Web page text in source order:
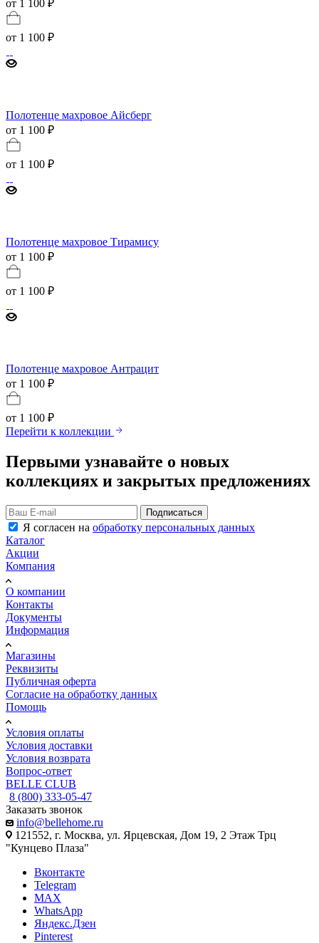
от 1 100 ₽
от 1 100 ₽
Полотенце махровое Айсберг
от 1 100 ₽
от 1 100 ₽
Полотенце махровое Тирамису
от 1 100 ₽
от 1 100 ₽
Полотенце махровое Антрацит
от 1 100 ₽
от 1 100 ₽
Перейти к коллекции
Первыми узнавайте о новых
коллекциях и закрытых предложениях
Подписаться
Я согласен на обработку персональных данных
Каталог
Акции
Компания
О компании
Контакты
Документы
Информация
Магазины
Реквизиты
Публичная оферта
Согласие на обработку данных
Помощь
Условия оплаты
Условия доставки
Условия возврата
Вопрос-ответ
BELLE CLUB
8 (800) 333-05-47
Заказать звонок
info@bellehome.ru
121552, г. Москва, ул. Ярцевская, Дом 19, 2 Этаж Трц
"Кунцево Плаза"
Вконтакте
Telegram
MAX
WhatsApp
Яндекс.Дзен
Pinterest